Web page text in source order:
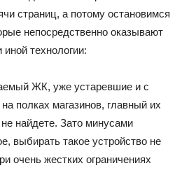
страниц, а потому остановимся
непосредственно оказывают
технологии:
ЖК, уже устаревшие и с
полках магазинов, главный их
найдете. Зато минусами
выбирать такое устройство не
очень жестких ограничениях